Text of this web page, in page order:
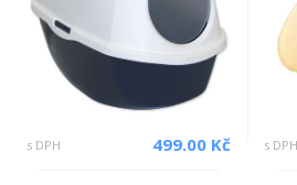
s DPH 499.00 Kč s DPH